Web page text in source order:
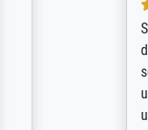
Sehr gute
des
sorgfältig
unser